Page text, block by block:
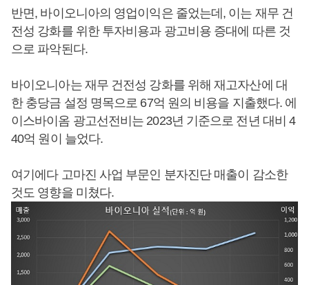
반면, 바이오니아의 영업이익은 줄었는데, 이는 재무 건
전성 강화를 위한 투자비용과 광고비용 증대에 따른 것
으로 파악된다.
바이오니아는 재무 건전성 강화를 위해 재고자산에 대
한 충당금 설정 명목으로 67억 원의 비용을 지출했다. 에
이스바이옴 광고선전비는 2023년 기준으로 전년 대비 4
40억 원이 늘었다.
여기에다 고마진 사업 부문인 분자진단 매출이 감소한
것도 영향을 미쳤다.